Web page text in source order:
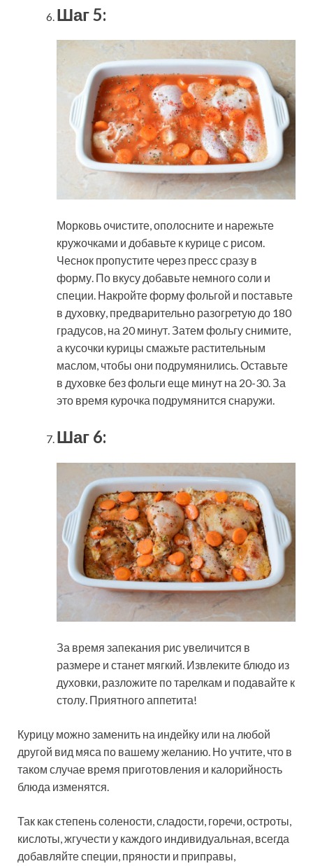
Шаг 5:
Морковь очистите, ополосните и нарежьте
кружочками и добавьте к курице с рисом.
Чеснок пропустите через пресс сразу в
форму. По вкусу добавьте немного соли и
специи. Накройте форму фольгой и поставьте
в духовку, предварительно разогретую до 180
градусов, на 20 минут. Затем фольгу снимите,
а кусочки курицы смажьте растительным
маслом, чтобы они подрумянились. Оставьте
в духовке без фольги еще минут на 20-30. За
это время курочка подрумянится снаружи.
Шаг 6:
За время запекания рис увеличится в
размере и станет мягкий. Извлеките блюдо из
духовки, разложите по тарелкам и подавайте к
столу. Приятного аппетита!
Курицу можно заменить на индейку или на любой
другой вид мяса по вашему желанию. Но учтите, что в
таком случае время приготовления и калорийность
блюда изменятся.
Так как степень солености, сладости, горечи, остроты,
кислоты, жгучести у каждого индивидуальная, всегда
добавляйте специи, пряности и приправы,